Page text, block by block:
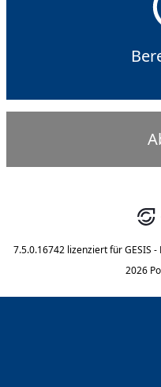
7.5.0.16742 lizenziert für GESIS
2026